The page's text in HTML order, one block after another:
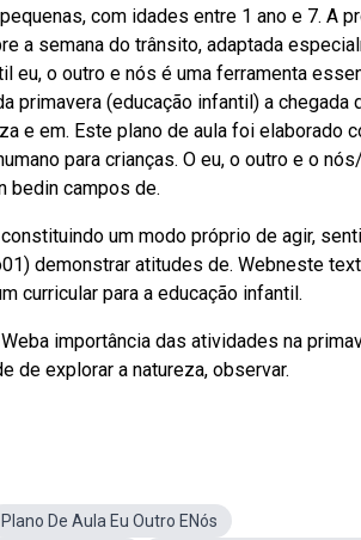
com idades entre 1 ano e 7. A
a semana do trânsito, adaptada
eu, o outro e nós é uma ferramenta
primavera (educação infantil) a chegada
e em. Este plano de aula foi elaborado
para crianças. O eu, o outro e o
bedin campos de.
um modo próprio de agir,
demonstrar atitudes de. Webneste
curricular para a educação infantil.
importância das atividades na
de explorar a natureza, observar.
Plano De Aula Eu Outro ENós